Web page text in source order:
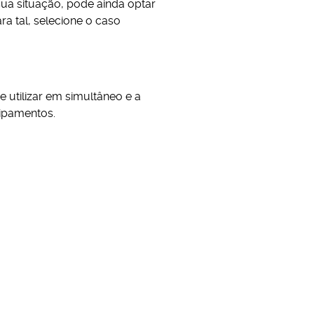
situação, pode ainda optar
tal, selecione o caso
utilizar em simultâneo e a